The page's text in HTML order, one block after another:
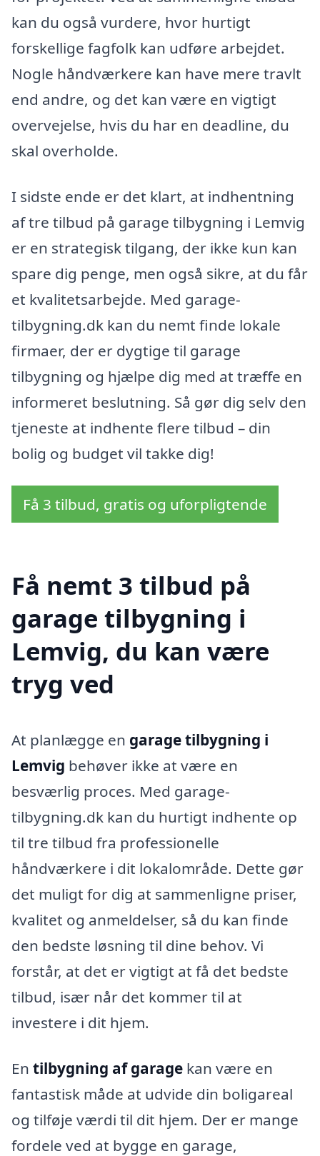
kan du også vurdere, hvor hurtigt
forskellige fagfolk kan udføre arbejdet.
Nogle håndværkere kan have mere travlt
end andre, og det kan være en vigtigt
overvejelse, hvis du har en deadline, du
skal overholde.
I sidste ende er det klart, at indhentning
af tre tilbud på garage tilbygning i Lemvig
er en strategisk tilgang, der ikke kun kan
spare dig penge, men også sikre, at du får
et kvalitetsarbejde. Med garage-
tilbygning.dk kan du nemt finde lokale
firmaer, der er dygtige til garage
tilbygning og hjælpe dig med at træffe en
informeret beslutning. Så gør dig selv den
tjeneste at indhente flere tilbud – din
bolig og budget vil takke dig!
Få 3 tilbud, gratis og uforpligtende
Få nemt 3 tilbud på
garage tilbygning i
Lemvig, du kan være
tryg ved
At planlægge en garage tilbygning i
Lemvig behøver ikke at være en
besværlig proces. Med garage-
tilbygning.dk kan du hurtigt indhente op
til tre tilbud fra professionelle
håndværkere i dit lokalområde. Dette gør
det muligt for dig at sammenligne priser,
kvalitet og anmeldelser, så du kan finde
den bedste løsning til dine behov. Vi
forstår, at det er vigtigt at få det bedste
tilbud, især når det kommer til at
investere i dit hjem.
En tilbygning af garage kan være en
fantastisk måde at udvide din boligareal
og tilføje værdi til dit hjem. Der er mange
fordele ved at bygge en garage,